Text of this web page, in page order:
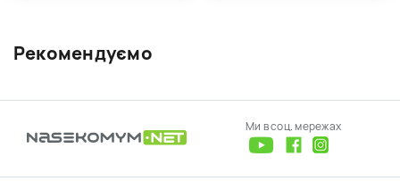
Рекомендуємо
Ми в соц. мережах